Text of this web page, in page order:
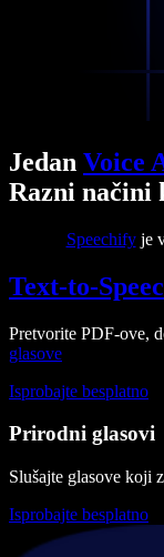
Jedan Voice
Razni načini
Speechifyje
Text-to-
Pretvorite PDF-ove,
glasove
Isprobajte besplatno
Prirodni glasovi
Slušajte glasove koji
Isprobajte besplatno